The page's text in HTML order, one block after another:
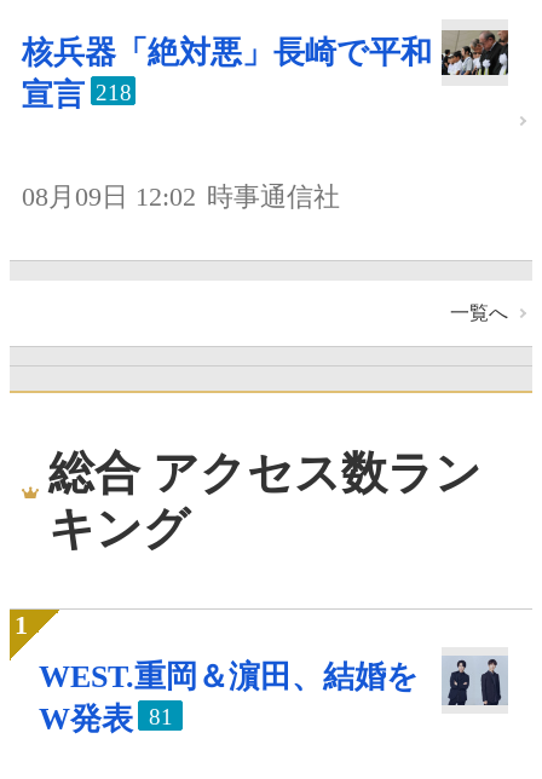
核兵器「絶対悪」長崎で平和
宣言 218
08月09日 12:02 時事通信社
一覧へ
総合 アクセス数ラン
キング
WEST.重岡＆濵田、結婚を
W発表
81